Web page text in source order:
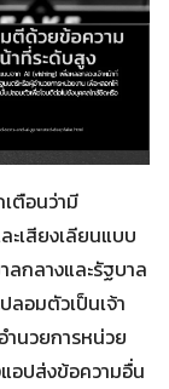
ตือนว่ามี
เสียงเลียนแบบ
ลกลางและรัฐบาล
ลอมตัวเป็นเจ้า
นวยการหน่วย
อปส่งข้อความอื่น